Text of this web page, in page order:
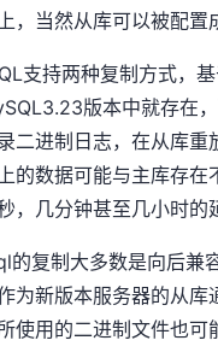
，当然从库可以被配置
支持两种复制方式，
版本中就存在
二进制日志，在从库
的数据可能与主库存
，几分钟甚至几小时的
的复制大多数是向后兼
为新版本服务器的从库
使用的二进制文件也可